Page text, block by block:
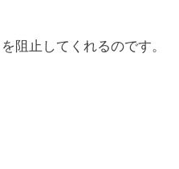
阻止してくれるのです。